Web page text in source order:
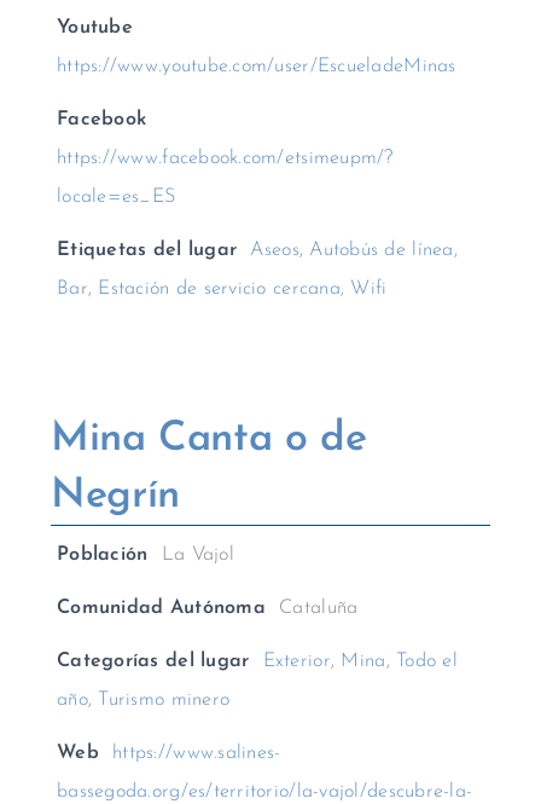
Youtube
https://www.youtube.com/user/EscueladeMinas
Facebook
https://www.facebook.com/etsimeupm/?
locale=es_ES
Etiquetas del lugar Aseos, Autobús de línea,
Bar, Estación de servicio cercana, Wifi
Mina Canta o de
Negrín
Población La Vajol
Comunidad Autónoma Cataluña
Categorías del lugar Exterior, Mina,
Todo el
año, Turismo minero
Web
https://www.salines-
bassegoda.org/es/territorio/la-vajol/descubre-la-